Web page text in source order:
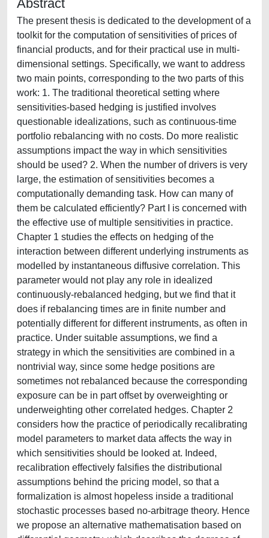
Abstract
The present thesis is dedicated to the development of a
toolkit for the computation of sensitivities of prices of
financial products, and for their practical use in multi-
dimensional settings. Specifically, we want to address
two main points, corresponding to the two parts of this
work: 1. The traditional theoretical setting where
sensitivities-based hedging is justified involves
questionable idealizations, such as continuous-time
portfolio rebalancing with no costs. Do more realistic
assumptions impact the way in which sensitivities
should be used? 2. When the number of drivers is very
large, the estimation of sensitivities becomes a
computationally demanding task. How can many of
them be calculated efficiently? Part I is concerned with
the effective use of multiple sensitivities in practice.
Chapter 1 studies the effects on hedging of the
interaction between different underlying instruments as
modelled by instantaneous diffusive correlation. This
parameter would not play any role in idealized
continuously-rebalanced hedging, but we find that it
does if rebalancing times are in finite number and
potentially different for different instruments, as often in
practice. Under suitable assumptions, we find a
strategy in which the sensitivities are combined in a
nontrivial way, since some hedge positions are
sometimes not rebalanced because the corresponding
exposure can be in part offset by overweighting or
underweighting other correlated hedges. Chapter 2
considers how the practice of periodically recalibrating
model parameters to market data affects the way in
which sensitivities should be looked at. Indeed,
recalibration effectively falsifies the distributional
assumptions behind the pricing model, so that a
formalization is almost hopeless inside a traditional
stochastic processes based no-arbitrage theory. Hence
we propose an alternative mathematisation based on